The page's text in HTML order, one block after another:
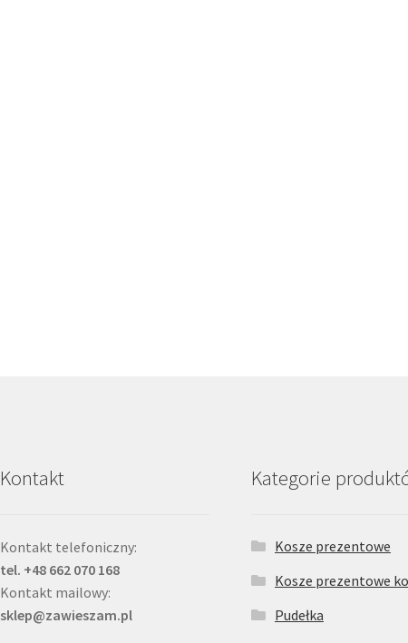
Kontakt
Kontakt telefoniczny:
tel. +48 662 070 168
Kontakt mailowy:
sklep@zawieszam.pl
Kategorie
Kosze prezentowe
Kosze prezentowe
Pudełka